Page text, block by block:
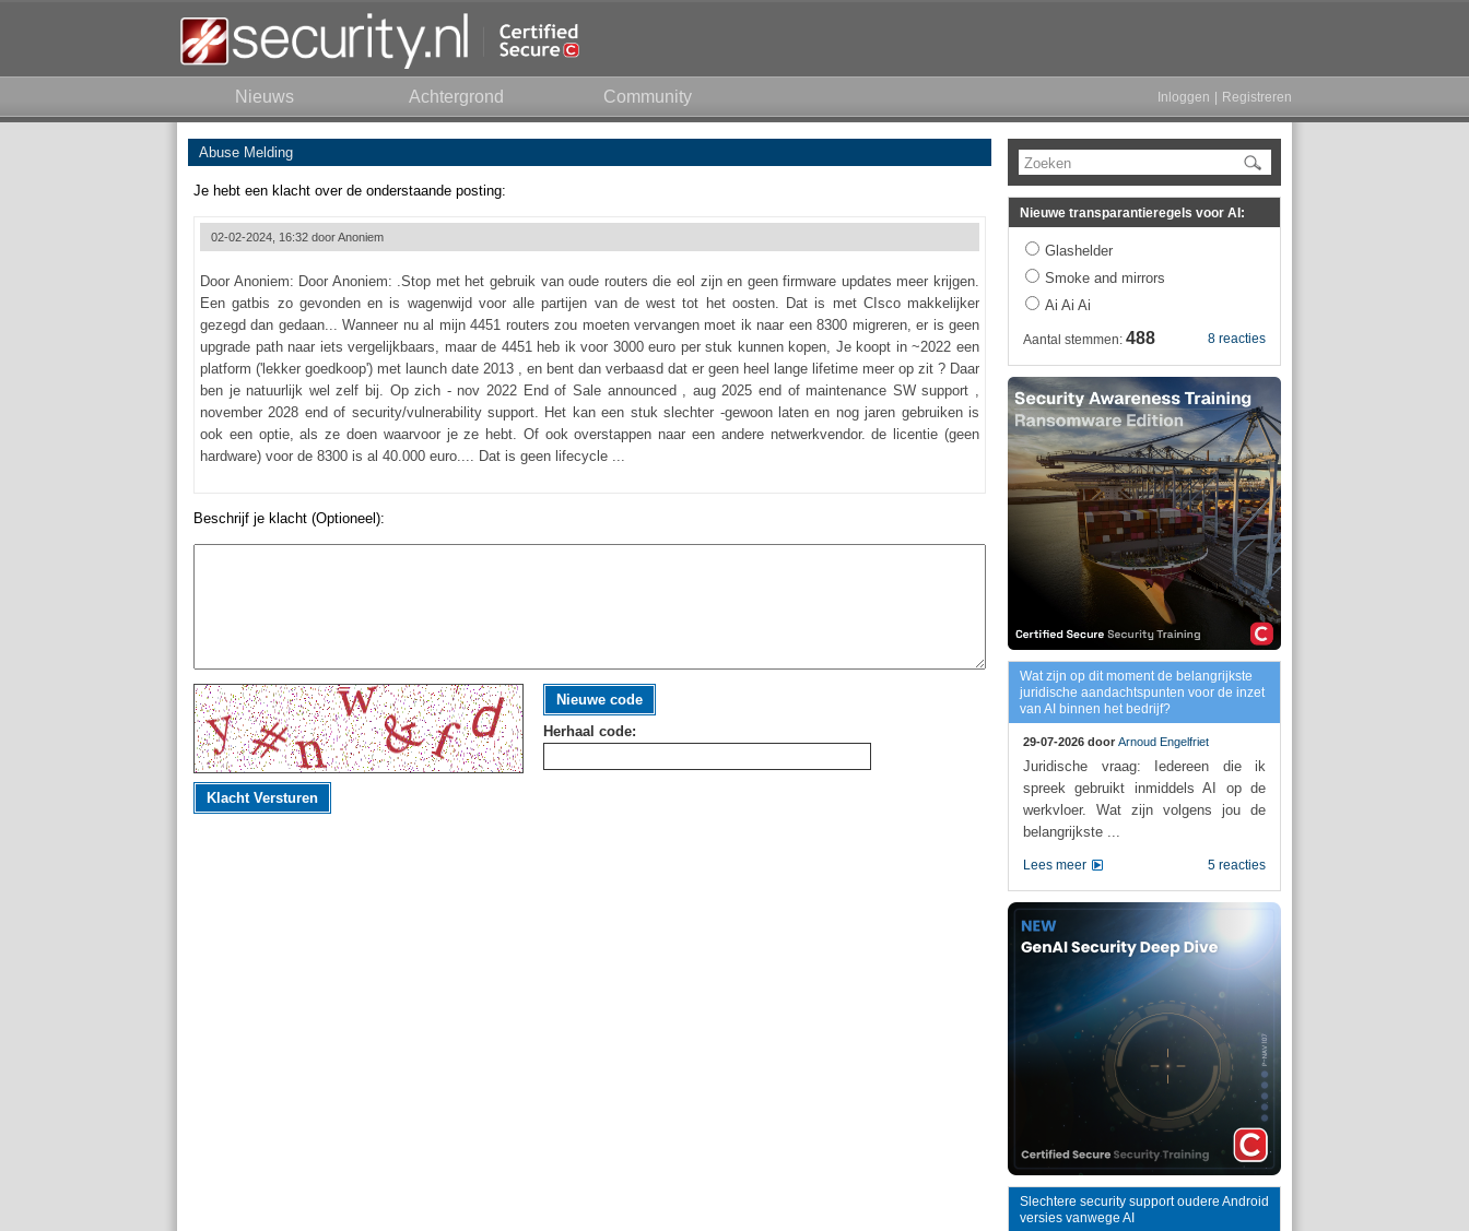
Nieuws Achtergrond Community Inloggen Registreren
Abuse Melding
Je hebt een klacht over de onderstaande posting:
02-02-2024, 16:32 doorAnoniem
Door Anoniem: Door Anoniem: .Stop met het gebruik van oude routers die eol zijn en geen firmware updates meer krijgen.
Een gatbis zo gevonden en is wagenwijd voor alle partijen van de west tot het oosten. Dat is met CIsco makkelijker
gezegd dan gedaan... Wanneer nu al mijn 4451 routers zou moeten vervangen moet ik naar een 8300 migreren, er is geen
upgrade path naar iets vergelijkbaars, maar de 4451 heb ik voor 3000 euro per stuk kunnen kopen, Je koopt in ~2022 een
platform ('lekker goedkoop') met launch date 2013 , en bent dan verbaasd dat er geen heel lange lifetime meer op zit ? Daar
ben je natuurlijk wel zelf bij. Op zich - nov 2022 End of Sale announced , aug 2025 end of maintenance SW support ,
november 2028 end of security/vulnerability support. Het kan een stuk slechter -gewoon laten en nog jaren gebruiken is
ook een optie, als ze doen waarvoor je ze hebt. Of ook overstappen naar een andere netwerkvendor. de licentie (geen
hardware) voor de 8300 is al 40.000 euro.... Dat is geen lifecycle ...
Beschrijf je klacht (Optioneel):
Nieuwe code
Herhaal code:
Klacht Versturen
Zoeken
Nieuwe transparantieregels voor AI:
Glashelder
Smoke and mirrors
Ai Ai Ai
8 reacties
Aantal stemmen: 488
Wat zijn op dit moment de belangrijkste
juridische aandachtspunten voor de inzet
van AI binnen het bedrijf?
29-07-2026 door Arnoud Engelfriet
Juridische vraag: Iedereen die ik
spreek gebruikt inmiddels AI op de
werkvloer. Wat zijn volgens jou de
belangrijkste ...
5 reacties
Lees meer
Slechtere security support oudere Android
versies vanwege AI